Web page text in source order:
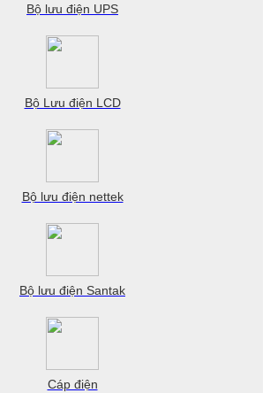
Bộ lưu điện UPS
Bộ Lưu điện LCD
Bộ lưu điện nettek
Bộ lưu điện Santak
Cáp điện